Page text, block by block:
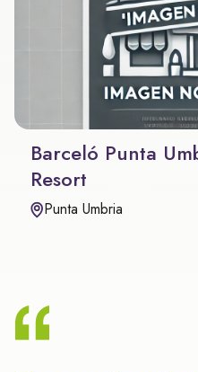
Barceló Punta
Resort
Punta Umbria